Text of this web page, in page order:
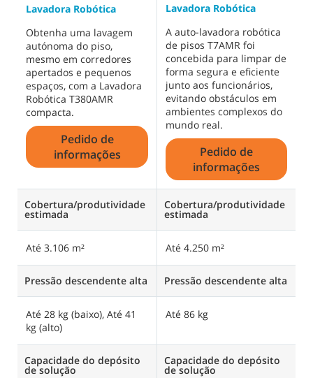
Lavadora Robótica
Obtenha uma lavagem
autónoma do piso,
mesmo em corredores
apertados e pequenos
espaços, com a Lavadora
Robótica T380AMR
compacta.
Pedido de
informações
Cobertura/produtividade
estimada
Até 3.106 m²
Pressão descendente alta
Até 28 kg (baixo), Até 41
kg (alto)
Capacidade do depósito
de solução
Lavadora Robótica
A auto-lavadora robótica
de pisos T7AMR foi
concebida para limpar de
forma segura e eficiente
junto aos funcionários,
evitando obstáculos em
ambientes complexos do
mundo real.
Pedido de
informações
Cobertura/produtividade
estimada
Até 4.250 m²
Pressão descendente alta
Até 86 kg
Capacidade do depósito
de solução